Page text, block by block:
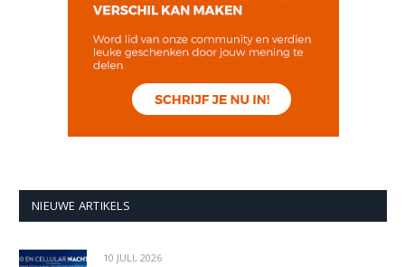
NIEUWE ARTIKELS
10 JULI, 2026